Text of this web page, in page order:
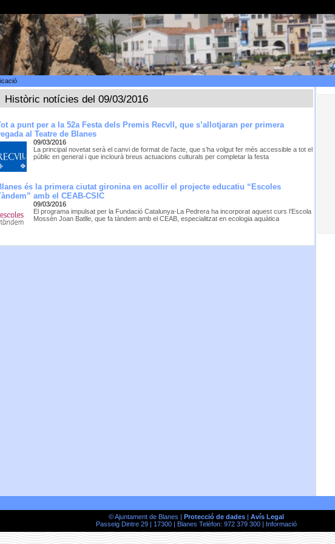
Històric notícies del 09/03/2016
a punt per a la 52a Festa dels Premis Recvll, que s’allotjaran per primera
al Teatre de Blanes
09/03/2016
La principal novetat serà el canvi de format de l’acte, que s’ha volgut fer més accessible a tot el
públic en general i que inclourà breus actuacions culturals per completar la festa
és la primera ciutat gironina en acollir el projecte educatiu “Escoles
amb el CEAB-CSIC
09/03/2016
El programa impulsat per la Fundació Catalunya-La Pedrera ha incorporat aquest curs l’Escola
Mossèn Joan Batlle, que fa tàndem amb el CEAB, especialitzat en ecologia aquàtica
© Ajuntament de Blanes | Protecció de dades| Avís Legal
Passeig Dintre 29 | 17300 | Blanes Telèfon: 972 379 300 |
Informació